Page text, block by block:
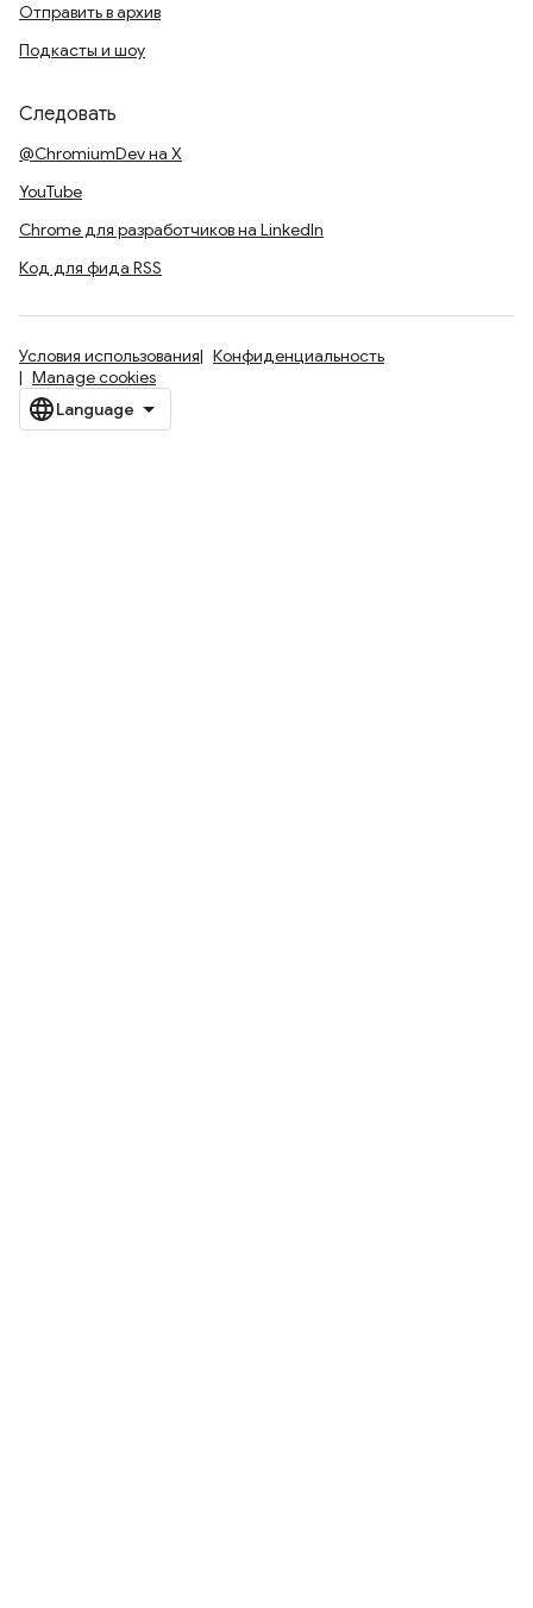
Отправить в архив
Подкасты и шоу
Следовать
@ChromiumDev на X
YouTube
Chrome для разработчиков на LinkedIn
Код для фида RSS
Условия использования
Конфиденциальность
Manage cookies